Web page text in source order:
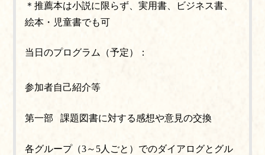
＊推薦本は小説に限らず、実用書、ビジネス書、
絵本・児童書でも可
当日のプログラム（予定）：
参加者自己紹介等
第一部 課題図書に対する感想や意見の交換
各グループ（3～5人ごと）でのダイアログとグル